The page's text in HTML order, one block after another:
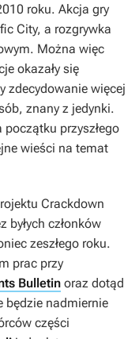
roku. Akcja gry
City, a rozgrywka
Można więc
okazały się
zdecydowanie więcej
znany z jedynki.
przyszłego
wieści na temat
Crackdown
byłych członków
zeszłego roku.
prac przy
Bulletin oraz dotąd
będzie nadmiernie
części